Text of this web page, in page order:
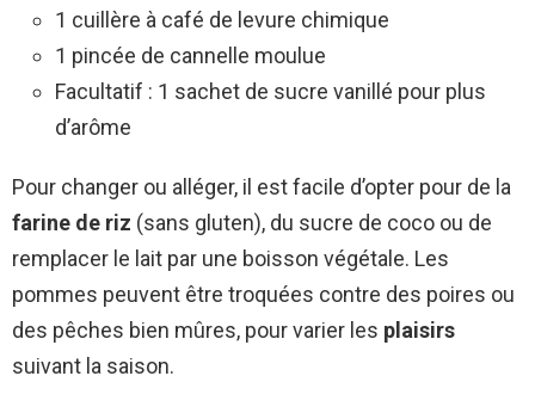
1 cuillère à café de levure chimique
1 pincée de cannelle moulue
Facultatif : 1 sachet de sucre vanillé pour plus
d’arôme
Pour changer ou alléger, il est facile d’opter pour de la
farine de riz (sans gluten), du sucre de coco ou de
remplacer le lait par une boisson végétale. Les
pommes peuvent être troquées contre des poires ou
des pêches bien mûres, pour varier les plaisirs
suivant la saison.